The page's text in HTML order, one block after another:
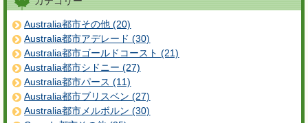
Australia都市その他 (20)
Australia都市アデレード (30)
Australia都市ゴールドコースト (21)
Australia都市シドニー (27)
Australia都市パース (11)
Australia都市ブリスベン (27)
Australia都市メルボルン (30)